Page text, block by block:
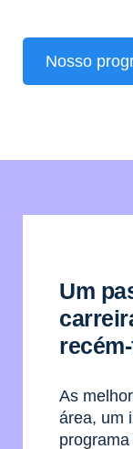
Nosso
Um
As
área, um